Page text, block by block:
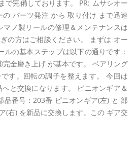
で完備しております。 PR: ムサシオー
パーツ発注 から 取り付け まで迅速
マノ製リールの修理＆メンテナンスは
の方はご相談ください。 まずは オー
ルの基本ステップは以下の通りです：
全磨き上げ が基本です。 ベアリング
す。回転の調子を整えます。 今回は
へと交換になります。 ピニオンギア＆
品番号：203番 ピニオンギア(左) と 部
(右) を新品に交換します。この ギア交